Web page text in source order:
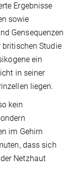
Ergebnisse
sowie
Gensequenzen
Studie
ein
in seiner
liegen.
kein
im Gehirn
dass sich
Netzhaut